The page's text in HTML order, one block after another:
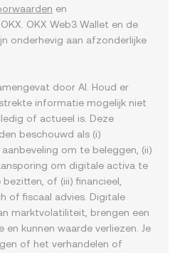
en
OKX Web3 Wallet en de
onderhevig aan afzonderlijke
door AI. Houd er
informatie mogelijk niet
of actueel is. Deze
beschouwd als (i)
om te beleggen, (ii)
om digitale activa te
of (iii) financieel,
of fiscaal advies. Digitale
marktvolatiliteit, brengen een
kunnen waarde verliezen. Je
of het verhandelen of